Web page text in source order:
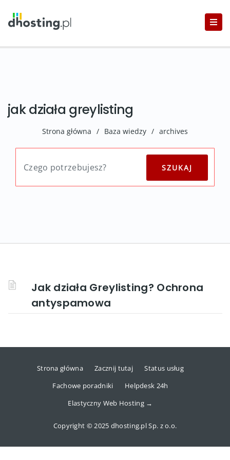
jak działa greylisting
Strona główna / Baza wiedzy / archives
Jak działa Greylisting? Ochrona
antyspamowa
Strona główna Zacznij tutaj
Status usług
Fachowe poradniki
Helpdesk 24h
Elastyczny Web Hosting →
Copyright © 2025 dhosting.pl Sp. z o.o.